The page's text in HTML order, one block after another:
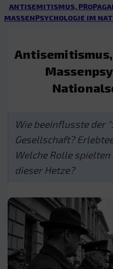
ANTISEMITISMUS,
MASSENPSYCHOLOGIE IM
Wie beeinflusste der
Gesellschaft?
Welche Rolle
dieser Hetze?